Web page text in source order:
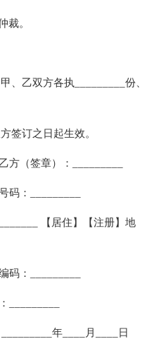
。
乙双方各执_________份、
订之日起生效。
（签章）：_________
：_________
【居住】【注册】地
：_________
年____月____日